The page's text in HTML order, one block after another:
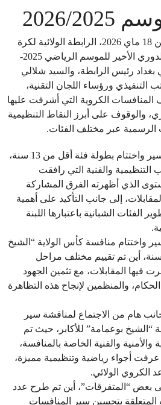
2025
عقدت صباح هذا اليوم الإثنين 18 ماي 2026، الرابطة الولائية لكرة
القدم – النعامة، اجتماعها الدوري الأخير للموسم الرياضي 2025-
بغداد رئيس الرابطة، والسيد شلالي
التنفيذي ورؤساء اللجان التقنية،
الكروية التي أشرفت عليها
والوقوف على أبرز النقاط التنظيمية
الرسمية عبر مختلف الفئات.
واستُهل الاجتماع بمناقشة سير واختتام بطولة فئة أقل من 13 سنة،
والفنية التي رافقت
الذي أظهرته الفرق المشاركة
إلى جانب التأكيد على أهمية
الفئات الشبانية باعتبارها اللبنة
واختتام منافسة كأس الولاية “الشيخ
بوعمامة” لفئة أقل من 13 سنة، أين تم تقييم مختلف مراحل
فيها المقابلات، مع تثمين الجهود
والمنظمين لإنجاح هذه التظاهرة
هام من الاجتماع لمناقشة سير
“الشيخ بوعمامة” للأكابر، حيث تم
والفنية الخاصة بالمنافسة،
عرفت أجواء رياضية وتنظيمية مميزة،
الكروي الولائي.
بعض “المتفرقات”، أين تم طرح عدد
المتعلقة بتحسين سير المنافسات